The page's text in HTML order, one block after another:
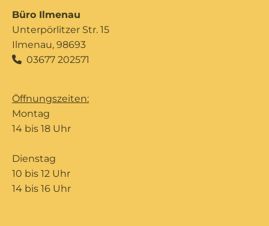
Büro Ilmenau
Unterpörlitzer Str. 15
Ilmenau, 98693
 03677 202571
Öffnungszeiten:
Montag
14 bis 18 Uhr
Dienstag
10 bis 12 Uhr
14 bis 16 Uhr